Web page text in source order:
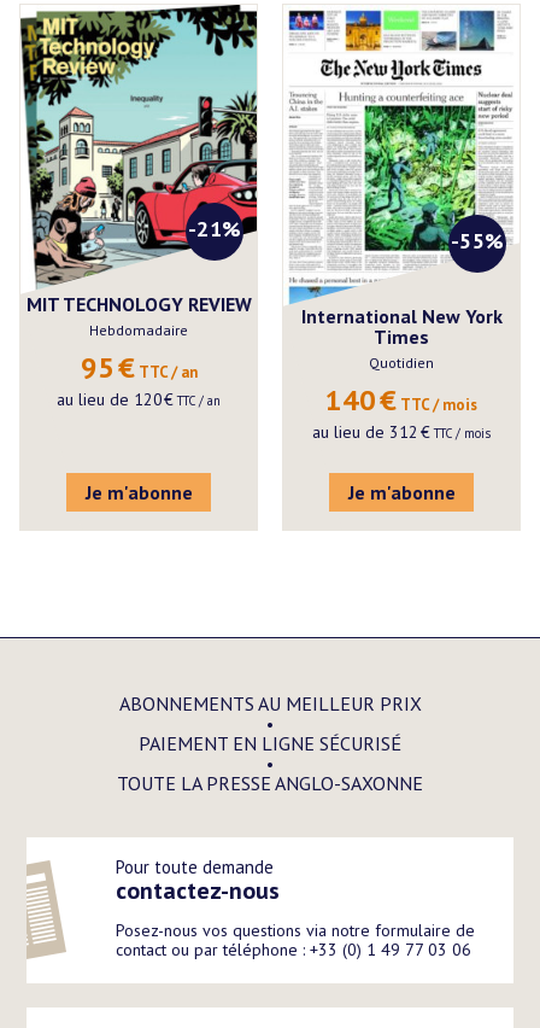
-21%
MIT TECHNOLOGY REVIEW
Hebdomadaire
95€ TTC / an
au lieu de 120€ TTC / an
Je m'abonne
-55%
International New York
Times
Quotidien
140€ TTC / mois
au lieu de 312 € TTC / mois
Je m'abonne
ABONNEMENTS AU MEILLEUR PRIX
PAIEMENT EN LIGNE SÉCURISÉ
TOUTE LA PRESSE ANGLO-SAXONNE
Pour toute demande
contactez-nous
Posez-nous vos questions via notre formulaire de
contact ou par téléphone : +33 (0) 1 49 77 03 06